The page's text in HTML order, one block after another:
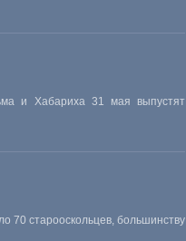
и Хабариха 31 мая выпустят
70 старооскольцев, большинству